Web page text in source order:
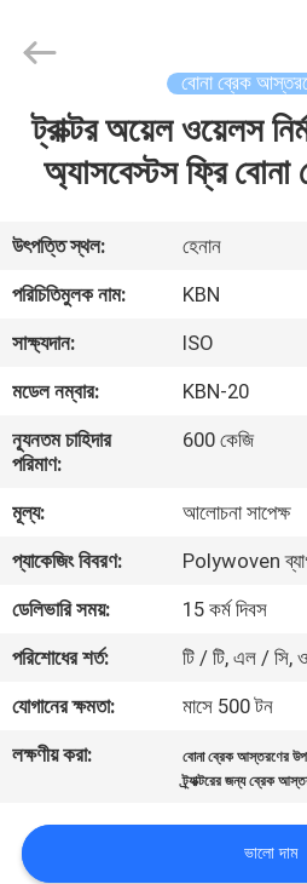
বাড়ি
আমাদের
সম্পর্কে
কারখানা
ভ্রমণ
মান
নিয়ন্ত্রণ
যোগাযোগ
করুন
উদ্ধৃতির
আবেদন
Reserved.
বোনা ব্রেক
ট্রাক্টর অয়েল ওয়েলস
অ্যাসবেস্টস ফ্রি বোনা
উৎপত্তি স্থল:
হেনান
পরিচিতিমুলক নাম:
KBN
সাক্ষ্যদান:
ISO
মডেল নম্বার:
KBN-20
ন্যূনতম চাহিদার
পরিমাণ:
600 কেজি
মূল্য:
আলোচনা সাপেক্ষ
প্যাকেজিং বিবরণ:
Polywoven ব্যাগ
ডেলিভারি সময়:
15 কর্ম দিবস
পরিশোধের শর্ত:
টি / টি, এল / সি,
যোগানের ক্ষমতা:
মাসে 500 টন
লক্ষণীয় করা:
বোনা ব্রেক আস্তরণের
ট্র্যাক্টরের জন্য ব্রেক
ভালো দাম